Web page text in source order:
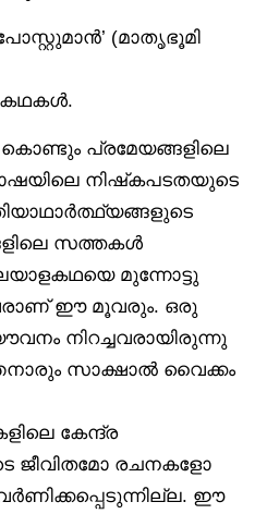
(മാതൃഭൂമി
കഥകൾ.
പ്രമേയങ്ങളിലെ
നിഷ്‌കപടതയുടെ
സത്തകൾ
മുന്നോട്ടു
ഈ മൂവരും. ഒരു
നിറച്ചവരായിരുന്നു
സാക്ഷാൽ വൈക്കം
കേന്ദ്ര
ജീവിതമോ രചനകളോ
ഈ